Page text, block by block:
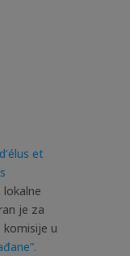
et
je za
komisije u